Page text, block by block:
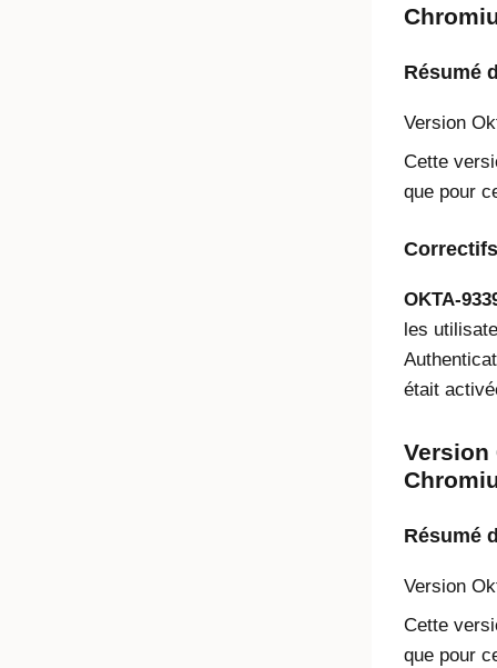
Résumé
Version
Cette
que pour
OKTA-
les
était
Version
Résumé
Version
Cette
que pour